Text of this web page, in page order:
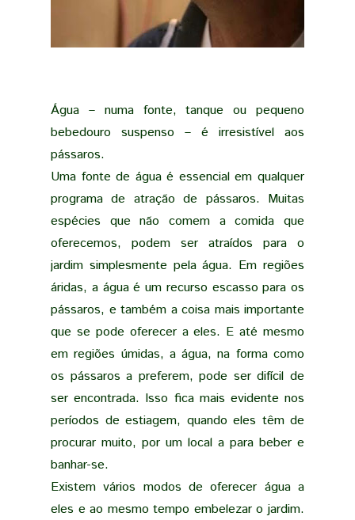
Água – numa fonte, tanque ou pequeno
bebedouro suspenso – é irresistível aos
pássaros.
Uma fonte de água é essencial em qualquer
programa de atração de pássaros. Muitas
espécies que não comem a comida que
oferecemos, podem ser atraídos para o
jardim simplesmente pela água. Em regiões
áridas, a água é um recurso escasso para os
pássaros, e também a coisa mais importante
que se pode oferecer a eles. E até mesmo
em regiões úmidas, a água, na forma como
os pássaros a preferem, pode ser difícil de
ser encontrada. Isso fica mais evidente nos
períodos de estiagem, quando eles têm de
procurar muito, por um local a para beber e
banhar-se.
Existem vários modos de oferecer água a
eles e ao mesmo tempo embelezar o jardim.